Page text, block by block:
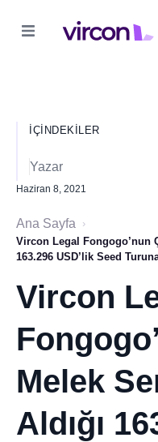
İÇINDEKILER
Yazar
Haziran 8, 2021
Ana Sayfa
›
Vircon Legal Fongogo’nun
163.296 USD’lik Seed
Vircon
Melek
Aldığı